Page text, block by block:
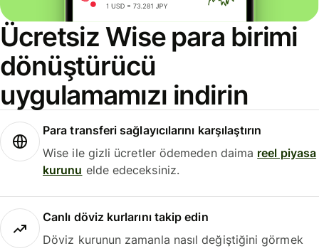
Ücretsiz Wise para birimi
dönüştürücü
uygulamamızı indirin
Para transferi sağlayıcılarını karşılaştırın
Wise ile gizli ücretler ödemeden daima reel piyasa
kurunu elde edeceksiniz.
Canlı döviz kurlarını takip edin
Döviz kurunun zamanla nasıl değiştiğini görmek